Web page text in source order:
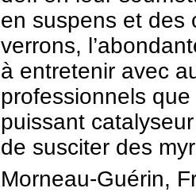
en suspens et des
verrons,
à entretenir avec
professionnels
puissant
de susciter des
Morneau-Guérin,